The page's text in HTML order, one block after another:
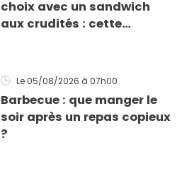
choix avec un sandwich
aux crudités : cette
Le 05/08/2026 à 07h00
Barbecue : que manger le
soir après un repas copieux
?